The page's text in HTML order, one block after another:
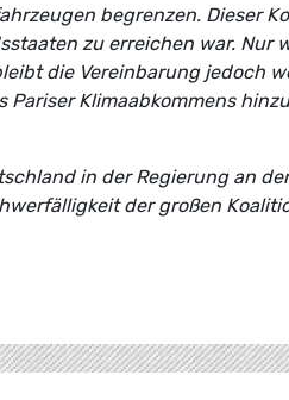
begrenzen. Dieser
zu erreichen war. Nur
die Vereinbarung jedoch
Pariser Klimaabkommens
in der Regierung an
der großen